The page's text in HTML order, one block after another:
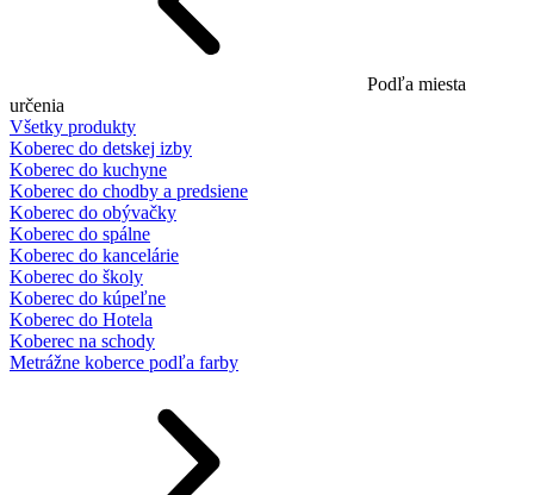
Podľa miesta
určenia
Všetky produkty
Koberec do detskej izby
Koberec do kuchyne
Koberec do chodby a predsiene
Koberec do obývačky
Koberec do spálne
Koberec do kancelárie
Koberec do školy
Koberec do kúpeľne
Koberec do Hotela
Koberec na schody
Metrážne koberce podľa farby